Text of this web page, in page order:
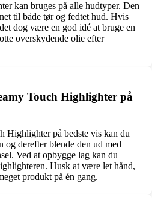
kan bruges på alle hudtyper. Den
til både tør og fedtet hud. Hvis
dog være en god idé at bruge en
overskydende olie efter
Touch Highlighter på
Highlighter på bedste vis kan du
og derefter blende den ud med
Ved at opbygge lag kan du
Husk at være let hånd,
produkt på én gang.